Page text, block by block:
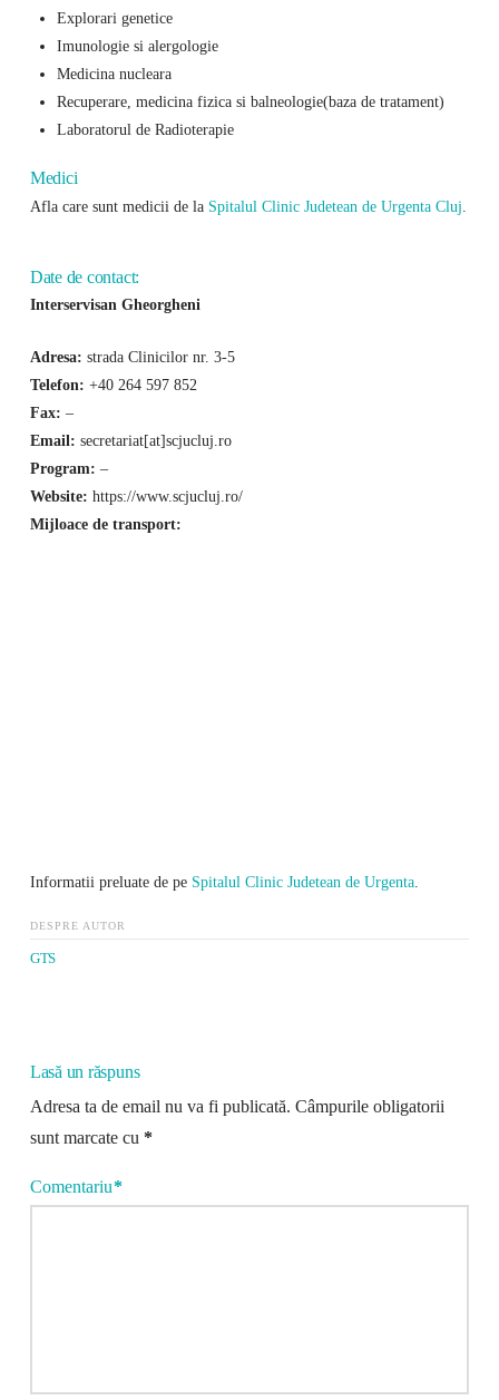
Explorari genetice
Imunologie si alergologie
Medicina nucleara
Recuperare, medicina fizica si balneologie(baza de tratament)
Laboratorul de Radioterapie
Medici
Afla care sunt medicii de la Spitalul Clinic Judetean de Urgenta Cluj
Date de contact:
Interservisan Gheorgheni
Adresa: strada Clinicilor nr. 3-5
Telefon: +40 264 597 852
Fax: –
Email: secretariat[at]scjucluj.ro
Program: –
Website: https://www.scjucluj.ro/
Mijloace de transport:
Informatii preluate de pe Spitalul Clinic Judetean de Urgenta.
DESPRE AUTOR
GTS
Lasă un răspuns
Adresa ta de email nu va fi publicată. Câmpurile obligatorii
sunt marcate cu *
Comentariu*